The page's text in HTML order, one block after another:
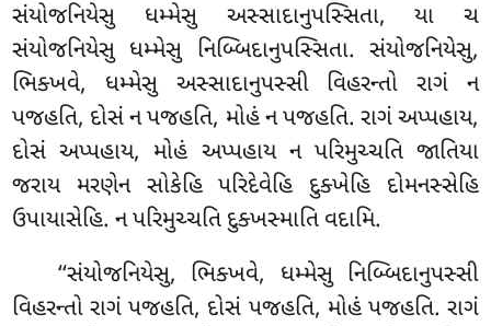
સંયોજનિયેસુ ધમ્મેસુ અસ્સાદાનુપસ્સિતા, યા ચ
સંયોજનિયેસુ ધમ્મેસુ નિબ્બિદાનુપસ્સિતા. સંયોજનિયેસુ,
ભિક્ખવે, ધમ્મેસુ અસ્સાદાનુપસ્સી વિહરન્તો રાગં ન
પજહતિ, દોસં ન પજહતિ, મોહં ન પજહતિ. રાગં અપ્પહાય,
દોસં અપ્પહાય, મોહં અપ્પહાય ન પરિમુચ્ચતિ જાતિયા
જરાય મરણેન સોકેહિ પરિદેવેહિ દુક્ખેહિ દોમનસ્સેહિ
ઉપાયાસેહિ. ન પરિમુચ્ચતિ દુક્ખસ્માતિ વદામિ.
‘‘સંયોજનિયેસુ, ભિક્ખવે, ધમ્મેસુ નિબ્બિદાનુપસ્સી
વિહરન્તો રાગં પજહતિ, દોસં પજહતિ, મોહં પજહતિ. રાગં